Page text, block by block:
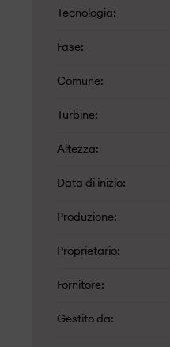
Tecnologia
Fase
Comune
Turbine
Altezza
Data di inizio
Produzione
Proprietario
Fornitore
Gestito da